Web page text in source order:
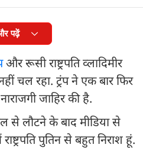
पढ़ें
और रूसी राष्ट्रपति व्लादिमीर
चल रहा. ट्रंप ने एक बार फिर
जाहिर की है.
से लौटने के बाद मीडिया से
पुतिन से बहुत निराश हूं.